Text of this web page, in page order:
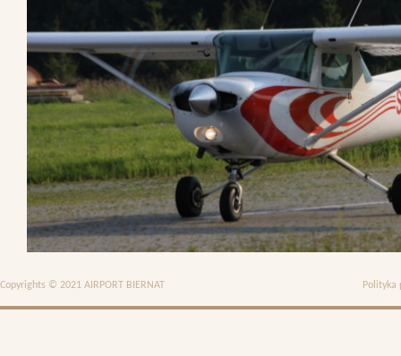
Copyrights © 2021 AIRPORT BIERNAT Polityka